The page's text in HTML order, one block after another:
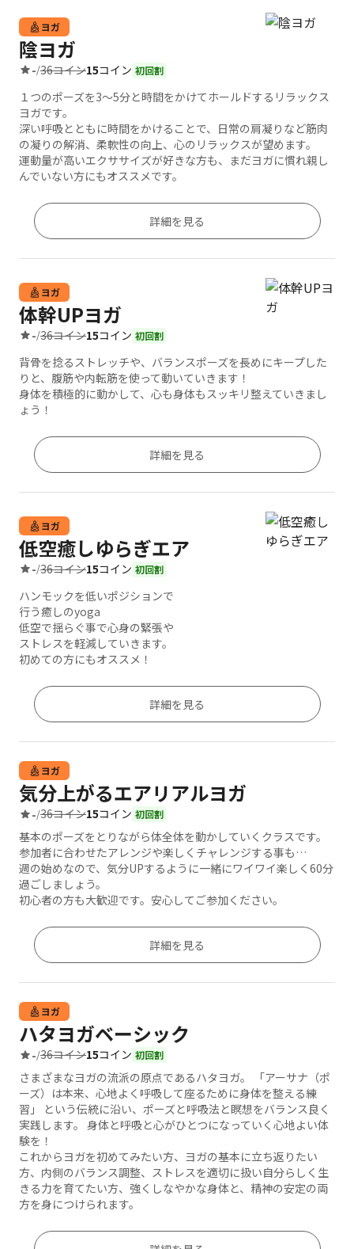
ヨガ
陰ヨガ
-/36コイン15コイン 初回割
１つのポーズを3〜5分と時間をかけてホールドするリラックス
ヨガです。
深い呼吸とともに時間をかけることで、日常の肩凝りなど筋肉
の凝りの解消、柔軟性の向上、心のリラックスが望めます。
運動量が高いエクササイズが好きな方も、まだヨガに慣れ親し
んでいない方にもオススメです。
詳細を見る
ヨガ
体幹UPヨガ
-/36コイン15コイン 初回割
背骨を捻るストレッチや、バランスポーズを長めにキープした
りと、腹筋や内転筋を使って動いていきます！
身体を積極的に動かして、心も身体もスッキリ整えていきまし
ょう！
詳細を見る
ヨガ
低空癒しゆらぎエア
-/36コイン15コイン 初回割
ハンモックを低いポジションで
行う癒しのyoga
低空で揺らぐ事で心身の緊張や
ストレスを軽減していきます。
初めての方にもオススメ！
詳細を見る
ヨガ
気分上がるエアリアルヨガ
-/36コイン15コイン 初回割
基本のポーズをとりながら体全体を動かしていくクラスです。
参加者に合わせたアレンジや楽しくチャレンジする事も…
週の始めなので、気分UPするように一緒にワイワイ楽しく60分
過ごしましょう。
初心者の方も大歓迎です。安心してご参加ください。
詳細を見る
ヨガ
ハタヨガベーシック
-/36コイン15コイン 初回割
さまざまなヨガの流派の原点であるハタヨガ。 「アーサナ（ポ
ーズ）は本来、心地よく呼吸して座るために身体を整える練
習」 という伝統に沿い、ポーズと呼吸法と瞑想をバランス良く
実践します。 身体と呼吸と心がひとつになっていく心地よい体
験を！
これからヨガを初めてみたい方、ヨガの基本に立ち返りたい
方、内側のバランス調整、ストレスを適切に扱い自分らしく生
きる力を育てたい方、強くしなやかな身体と、精神の安定の両
方を身につけられます。